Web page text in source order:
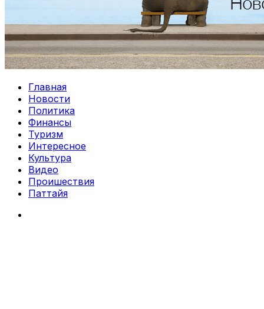
Главная
Новости
Политика
Финансы
Туризм
Интересное
Культура
Видео
Проишествия
Паттайя